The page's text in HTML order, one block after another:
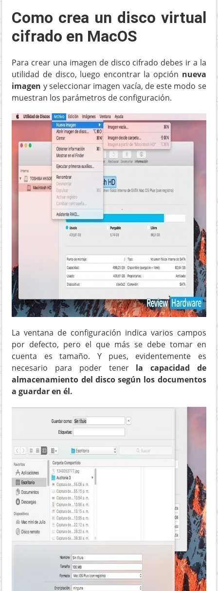
Como crea un disco virtual
cifrado en MacOS
Para crear una imagen de disco cifrado debes ir a la
utilidad de disco, luego encontrar la opción nueva
imagen y seleccionar imagen vacía, de este modo se
muestran los parámetros de configuración.
La ventana de configuración indica varios campos
por defecto, pero el que más se debe tomar en
cuenta es tamaño. Y pues, evidentemente es
necesario para poder tener la capacidad de
almacenamiento del disco según los documentos
a guardar en él.